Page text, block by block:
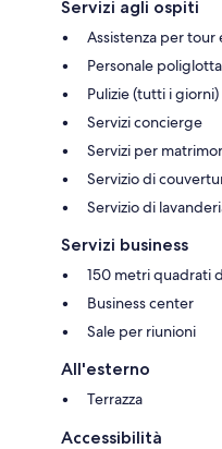
Servizi agli ospiti
Assistenza per
Personale poliglotta
Pulizie (tutti i giorni)
Servizi concierge
Servizi per
Servizio di
Servizio di
Servizi business
150 metri quadrati
Business center
Sale per riunioni
All'esterno
Terrazza
Accessibilità